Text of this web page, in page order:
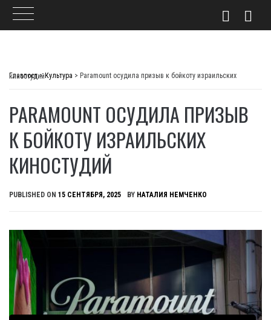
Главпост> Культура >
Paramount осудила призыв к бойкоту израильских киностудий
PARAMOUNT ОСУДИЛА ПРИЗЫВ
К БОЙКОТУ ИЗРАИЛЬСКИХ
КИНОСТУДИЙ
PUBLISHED ON 15 СЕНТЯБРЯ, 2025 BY НАТАЛИЯ НЕМЧЕНКО